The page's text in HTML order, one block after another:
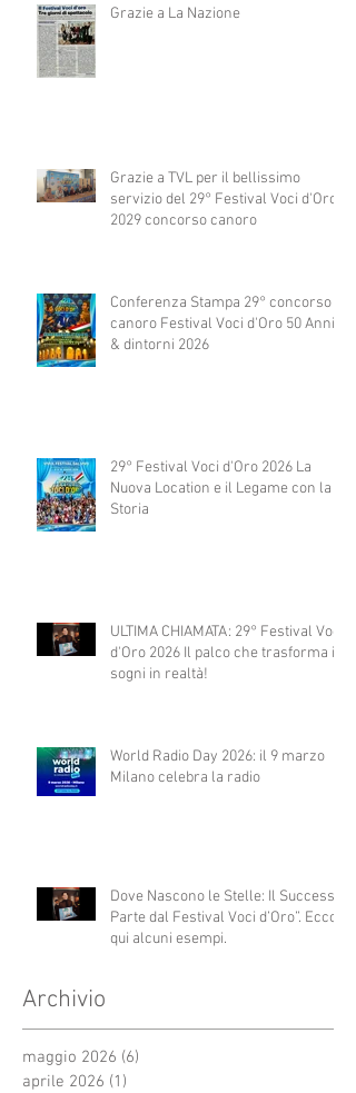
Grazie a La Nazione
Grazie a TVL per il bellissimo
servizio del 29° Festival Voci d'Oro
2029 concorso canoro
Conferenza Stampa 29° concorso
canoro Festival Voci d'Oro 50 Anni
& dintorni 2026
29° Festival Voci d'Oro 2026 La
Nuova Location e il Legame con la
Storia
ULTIMA CHIAMATA: 29° Festival Voci
d'Oro 2026 Il palco che trasforma i
sogni in realtà!
World Radio Day 2026: il 9 marzo
Milano celebra la radio
Dove Nascono le Stelle: Il Successo
Parte dal Festival Voci d’Oro”. Ecco
qui alcuni esempi.
Archivio
maggio 2026 (6)
aprile 2026 (1)